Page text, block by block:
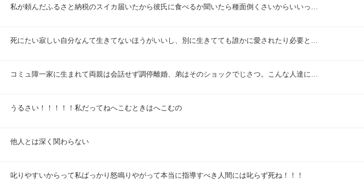
私が頼んだふるさと納税のスイカ届いたから彼氏に食べるか聞いたら種面倒くさいからいいっ…
死にたい寂しい自分なんて生きてないほうがいいし、別に生きてても誰かに愛されたり必要と…
コミュ障一家に生まれて両親は会話せず調停離婚、弟はそのショックでじさつ。こんな人達に…
うるさい！！！！！私だってねへこむときはへこむの
他人とは深く関わらない
叱りやすいからって私ばっかり怒鳴りやがって本当に指導すべき人間には叱らず死ね！！！